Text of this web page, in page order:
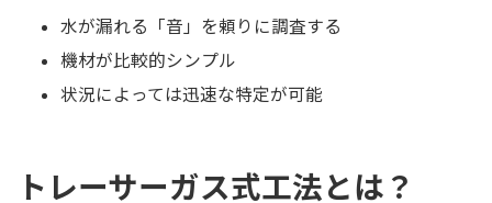
水が漏れる「音」を頼りに調査する
機材が比較的シンプル
状況によっては迅速な特定が可能
トレーサーガス式工法とは？